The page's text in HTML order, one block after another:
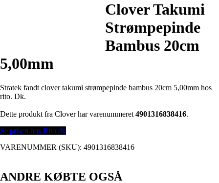
Clover Takumi
Strømpepinde
Bambus 20cm
5,00mm
Stratek fandt clover takumi strømpepinde bambus 20cm 5,00mm hos
rito. Dk.
Dette produkt fra Clover har varenummeret 4901316838416.
Se prisen hos Rito.dk
VARENUMMER (SKU): 4901316838416
ANDRE KØBTE OGSÅ